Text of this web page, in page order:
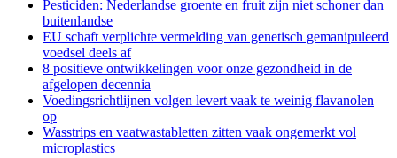
Pesticiden: Nederlandse groente en fruit zijn niet schoner dan
buitenlandse
EU schaft verplichte vermelding van genetisch gemanipuleerd
voedsel deels af
8 positieve ontwikkelingen voor onze gezondheid in de
afgelopen decennia
Voedingsrichtlijnen volgen levert vaak te weinig flavanolen
op
Wasstrips en vaatwastabletten zitten vaak ongemerkt vol
microplastics